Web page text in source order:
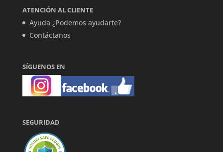
ATENCIÓN AL CLIENTE
Ayuda ¿Podemos ayudarte?
Contáctanos
SÍGUENOS EN
SEGURIDAD